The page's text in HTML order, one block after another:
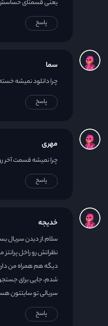
یعنی قسمتای
پاسخ
سما
چرا دانلود نمیشه خسته
پاسخ
مهری
چرا نمیشه قسمت آخر
پاسخ
خدیجه
سلام.از دیدن سریال
نظراتش رو راخل
دیگه هم همراه من داره
شدم، جایی برای
سریالی تو سایتتون
پاسخ